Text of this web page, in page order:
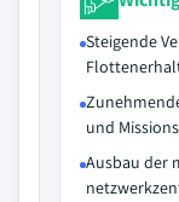
Steigende
und
Ausbau der